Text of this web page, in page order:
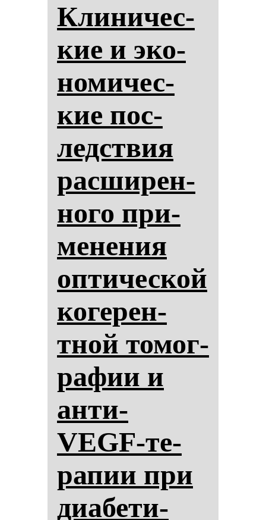
Кли­ни­чес­
кие и эко­
но­ми­чес­
кие пос­
ледствия
рас­ши­рен­
но­го при­
ме­не­ния
оп­ти­чес­кой
ко­ге­рен­
тной то­мог­
ра­фии и
ан­ти-
VEGF-те­
ра­пии при
ди­абе­ти­